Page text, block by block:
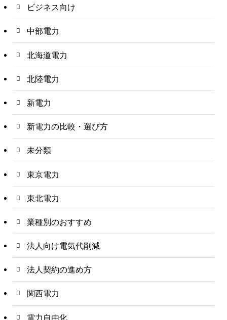
ビジネス向け
中部電力
北海道電力
北陸電力
新電力
新電力の比較・選び方
未分類
東京電力
東北電力
業種別のおすすめ
法人向け電気代削減
法人契約の進め方
関西電力
電力自由化